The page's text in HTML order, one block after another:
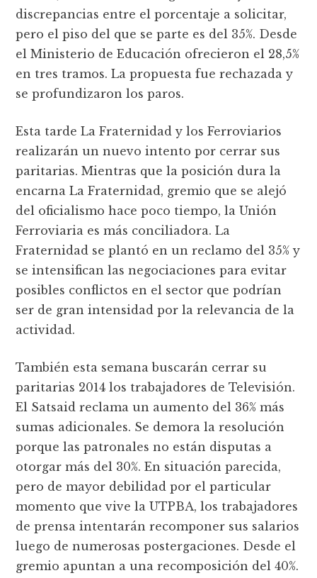
discrepancias entre el porcentaje a solicitar,
pero el piso del que se parte es del 35%. Desde
el Ministerio de Educación ofrecieron el 28,5%
en tres tramos. La propuesta fue rechazada y
se profundizaron los paros.
Esta tarde La Fraternidad y los Ferroviarios
realizarán un nuevo intento por cerrar sus
paritarias. Mientras que la posición dura la
encarna La Fraternidad, gremio que se alejó
del oficialismo hace poco tiempo, la Unión
Ferroviaria es más conciliadora. La
Fraternidad se plantó en un reclamo del 35% y
se intensifican las negociaciones para evitar
posibles conflictos en el sector que podrían
ser de gran intensidad por la relevancia de la
actividad.
También esta semana buscarán cerrar su
paritarias 2014 los trabajadores de Televisión.
El Satsaid reclama un aumento del 36% más
sumas adicionales. Se demora la resolución
porque las patronales no están disputas a
otorgar más del 30%. En situación parecida,
pero de mayor debilidad por el particular
momento que vive la UTPBA, los trabajadores
de prensa intentarán recomponer sus salarios
luego de numerosas postergaciones. Desde el
gremio apuntan a una recomposición del 40%.